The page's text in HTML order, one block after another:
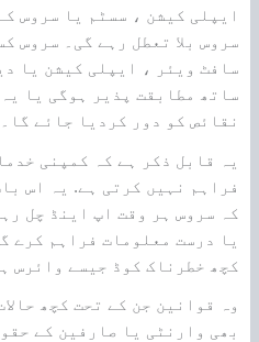
ایپلی کیشن ، سسٹم یا سروس
سروس بلا تعطل رہے گی۔ سروس
سافٹ ویئر ، ایپلی کیشن یا
ساتھ مطابقت پذیر ہوگی یا
نقائص کو دور کردیا جائے گا۔
یہ قابل ذکر ہے کہ کمپنی
فراہم نہیں کرتی ہے. یہ اس
کہ سروس ہر وقت اپ اینڈ چل
یا درست معلومات فراہم کرے
کچھ خطرناک کوڈ جیسے وائرس
وہ قوانین جن کے تحت کچھ
بھی وارنٹی یا صارفین کے